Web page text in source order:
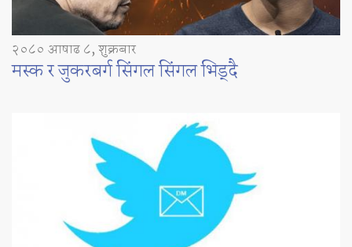
२०८० आषाढ ८, शुक्रबार
मस्क र जुकरबर्ग सिंगल सिंगल भिड्दै